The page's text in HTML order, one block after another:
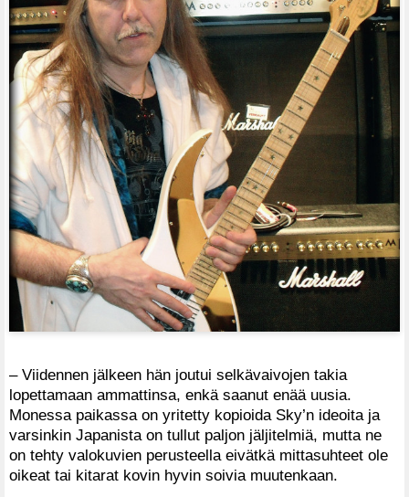
– Viidennen jälkeen hän joutui selkävaivojen takia
lopettamaan ammattinsa, enkä saanut enää uusia.
Monessa paikassa on yritetty kopioida Sky’n ideoita ja
varsinkin Japanista on tullut paljon jäljitelmiä, mutta ne
on tehty valokuvien perusteella eivätkä mittasuhteet ole
oikeat tai kitarat kovin hyvin soivia muutenkaan.